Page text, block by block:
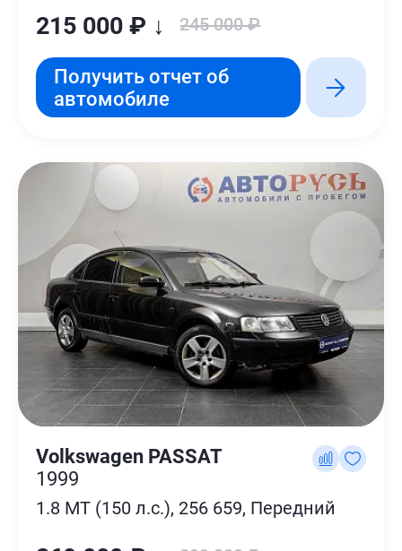
215 000 ₽ ↓ 245 000 ₽
Получить отчет об
автомобиле
Volkswagen PASSAT
1999
1.8 MT (150 л.с.), 256 659, Передний